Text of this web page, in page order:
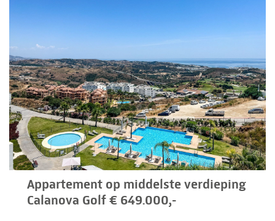
Appartement op middelste verdieping
Calanova Golf € 649.000,-